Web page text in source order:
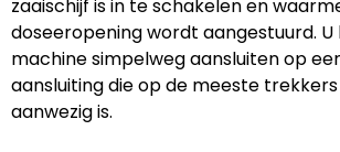
zaaischijf is in te schakelen en
doseeropening wordt aangestuurd. U
machine simpelweg aansluiten op
aansluiting die op de meeste
aanwezig is.